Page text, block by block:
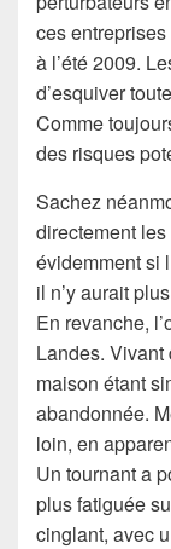
ces
à l’été 2009.
d’esquiver
Comme
des risques
Sachez
directement
évidemment si
il n’y aurait
En revanche,
Landes.
maison étant
abandonnée.
loin, en
Un tournant a
plus fatiguée
cinglant, avec